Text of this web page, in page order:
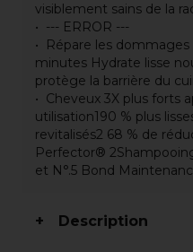
visiblement sains de la
--- ERROR ---
Répare les
minutes Hydrate lisse
protège la barrière du
Cheveux 3X plus forts
utilisation190 % plus
revitalisés2 68 % de
Perfector®
et N°.5 Bond
Description